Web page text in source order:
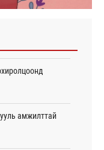
амжилттай